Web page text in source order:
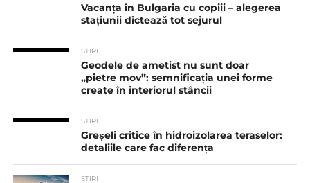
Vacanța în Bulgaria cu copiii – alegerea
stațiunii dictează tot sejurul
STIRI
Geodele de ametist nu sunt doar
„pietre mov”: semnificația unei forme
create în interiorul stâncii
STIRI
Greșeli critice în hidroizolarea teraselor:
detaliile care fac diferența
STIRI